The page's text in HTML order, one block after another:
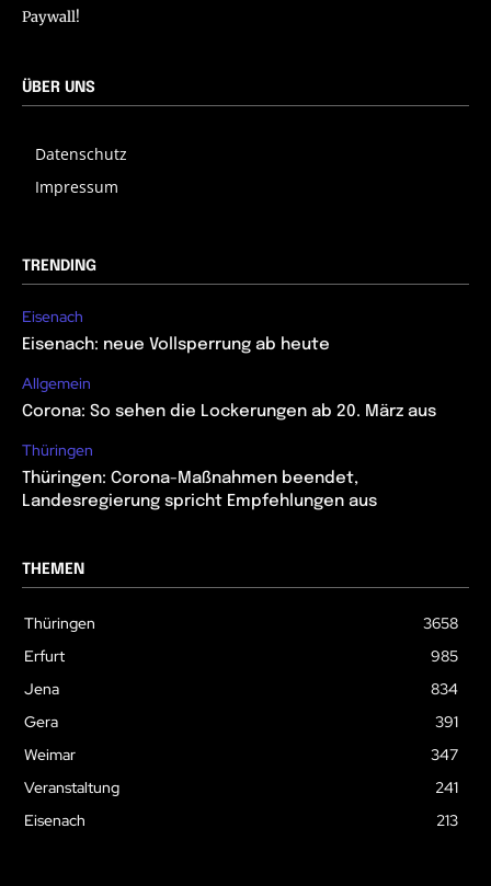
Paywall!
ÜBER UNS
Datenschutz
Impressum
TRENDING
Eisenach
Eisenach: neue Vollsperrung ab heute
Allgemein
Corona: So sehen die Lockerungen ab 20. März aus
Thüringen
Thüringen: Corona-Maßnahmen beendet,
Landesregierung spricht Empfehlungen aus
THEMEN
Thüringen
3658
Erfurt
985
Jena
834
Gera
391
Weimar
347
Veranstaltung
241
Eisenach
213